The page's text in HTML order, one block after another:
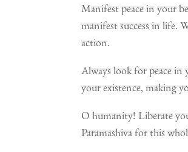
Manifest peace in your
manifest success in life.
action.
Always look for peace in
your existence, making
O humanity! Liberate
Paramashiva for this